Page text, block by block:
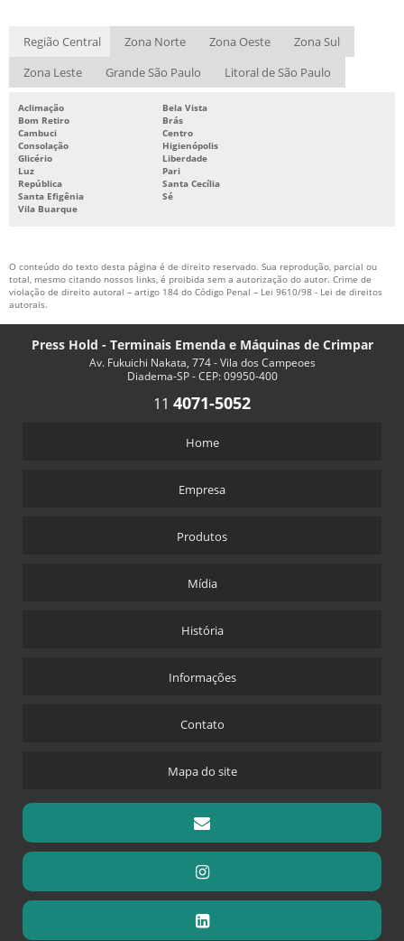
Região Central Zona Norte Zona Oeste
Zona Sul
Zona Leste
Grande São Paulo Litoral de São Paulo
Aclimação
Bela Vista
Bom Retiro
Brás
Cambuci
Centro
Consolação
Higienópolis
Glicério
Liberdade
Luz
Pari
República
Santa Cecília
Santa Efigênia
Sé
Vila Buarque
O conteúdo do texto desta página é de direito reservado. Sua reprodução, parcial ou
total, mesmo citando nossos links, é proibida sem a autorização do autor. Crime de
violação de direito autoral – artigo 184 do Código Penal – Lei 9610/98 - Lei de direitos
autorais.
Press Hold - Terminais Emenda e Máquinas de Crimpar
Av. Fukuichi Nakata, 774 - Vila dos Campeoes
Diadema-SP - CEP: 09950-400
11 4071-5052
Home
Empresa
Produtos
Mídia
História
Informações
Contato
Mapa do site